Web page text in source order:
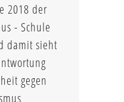
2018 der
- Schule
damit sieht
gegen